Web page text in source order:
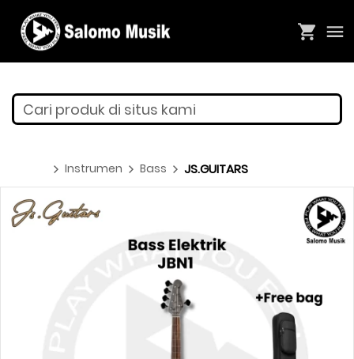
Cari produk di situs kami
Instrumen Bass JS.GUITARS